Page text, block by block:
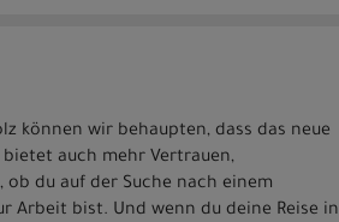
können wir behaupten, dass das neue
auch mehr Vertrauen,
du auf der Suche nach einem
Arbeit bist. Und wenn du deine Reise in